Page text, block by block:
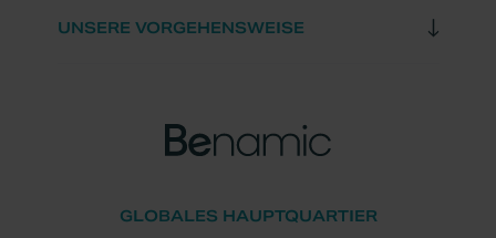
GLOBALES HAUPTQUARTIER
UNSERE VORGEHENSWEISE